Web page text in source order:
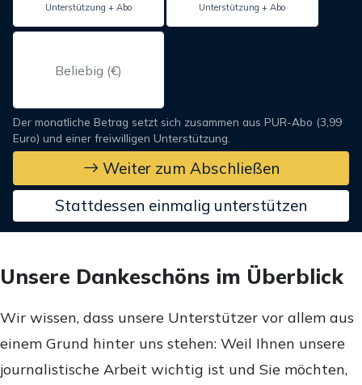
Unterstützung + Abo Unterstützung + Abo
Der monatliche Betrag setzt sich zusammen aus PUR-Abo (3,99
Euro) und einer freiwilligen Unterstützung.
Weiter zum Abschließen
Stattdessen einmalig unterstützen
Unsere Dankeschöns im Überblick
Wir wissen, dass unsere Unterstützer vor allem aus
einem Grund hinter uns stehen: Weil Ihnen unsere
journalistische Arbeit wichtig ist und Sie möchten,